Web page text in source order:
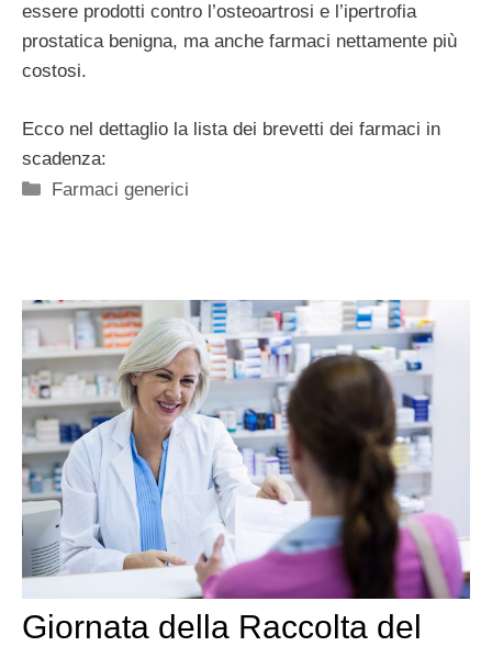
essere prodotti contro l’osteoartrosi e l’ipertrofia
prostatica benigna, ma anche farmaci nettamente più
costosi.
Ecco nel dettaglio la lista dei brevetti dei farmaci in
scadenza:
Categorie
Farmaci generici
Giornata della Raccolta del